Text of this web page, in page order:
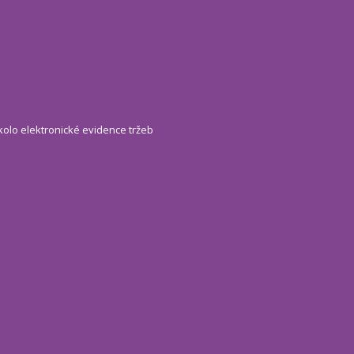
elektronické evidence tržeb